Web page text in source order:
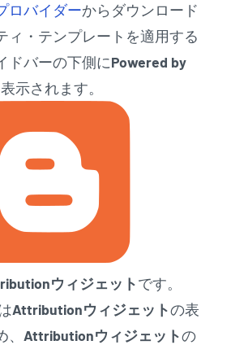
ロバイダーからダウンロード
ィ・テンプレートを適用する
ドバーの下側にPowered by
示されます。
ウィジェットです。
Attributionウィジェットの表
Attributionウィジェットの